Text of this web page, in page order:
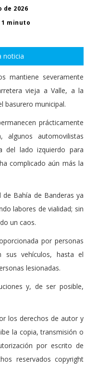
de 2026
minuto
noticia
mantiene severamente
vieja a Valle, a la
basurero municipal.
prácticamente
algunos automovilistas
del lado izquierdo para
complicado aún más la
Bahía de Banderas ya
labores de vialidad; sin
un caos.
por personas
sus vehículos, hasta el
lesionadas.
y, de ser posible,
los derechos de autor y
la copia, transmisión o
por escrito de
reservados copyright